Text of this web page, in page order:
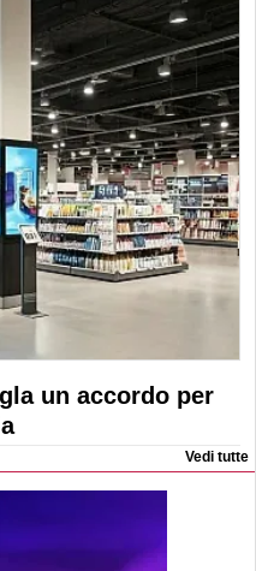
un accordo per
Vedi tutte